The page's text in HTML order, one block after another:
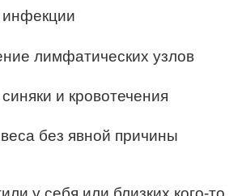
лимфатических узлов
и кровотечения
без явной причины